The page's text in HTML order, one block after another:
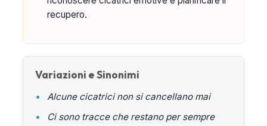
recupero.
Variazioni e Sinonimi
•
Alcune cicatrici non si cancellano mai
•
Ci sono tracce che restano per sempre